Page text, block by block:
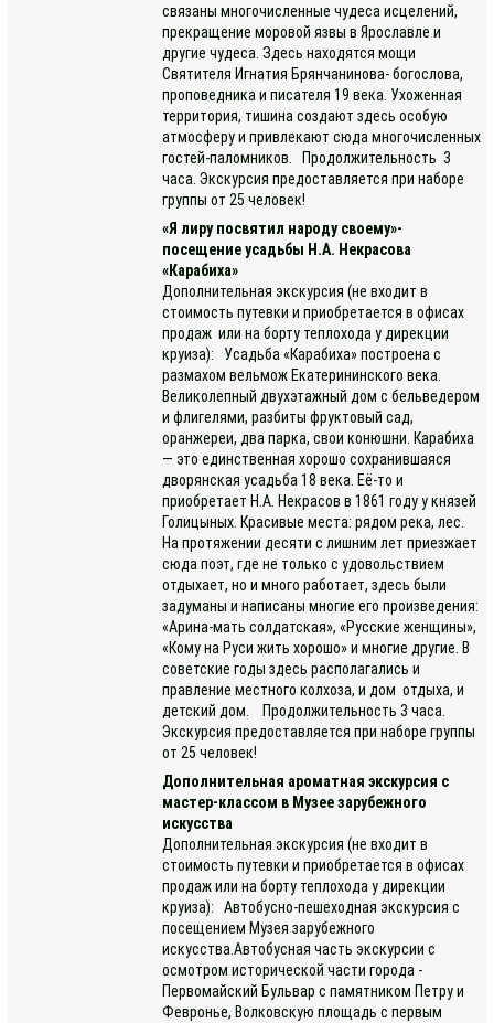
связаны многочисленные чудеса исцелений,
прекращение моровой язвы в Ярославле и
другие чудеса. Здесь находятся мощи
Святителя Игнатия Брянчанинова- богослова,
проповедника и писателя 19 века. Ухоженная
территория, тишина создают здесь особую
атмосферу и привлекают сюда многочисленных
гостей-паломников. Продолжительность 3
часа. Экскурсия предоставляется при наборе
группы от 25 человек!
«Я лиру посвятил народу своему»-
посещение усадьбы Н.А. Некрасова
«Карабиха»
Дополнительная экскурсия (не входит в
стоимость путевки и приобретается в офисах
продаж или на борту теплохода у дирекции
круиза): Усадьба «Карабиха» построена с
размахом вельмож Екатерининского века.
Великолепный двухэтажный дом с бельведером
и флигелями, разбиты фруктовый сад,
оранжереи, два парка, свои конюшни. Карабиха
— это единственная хорошо сохранившаяся
дворянская усадьба 18 века. Её-то и
приобретает Н.А. Некрасов в 1861 году у князей
Голицыных. Красивые места: рядом река, лес.
На протяжении десяти с лишним лет приезжает
сюда поэт, где не только с удовольствием
отдыхает, но и много работает, здесь были
задуманы и написаны многие его произведения:
«Арина-мать солдатская», «Русские женщины»,
«Кому на Руси жить хорошо» и многие другие. В
советские годы здесь располагались и
правление местного колхоза, и дом отдыха, и
детский дом. Продолжительность 3 часа.
Экскурсия предоставляется при наборе группы
от 25 человек!
Дополнительная ароматная экскурсия с
мастер-классом в Музее зарубежного
искусства
Дополнительная экскурсия (не входит в
стоимость путевки и приобретается в офисах
продаж или на борту теплохода у дирекции
круиза): Автобусно-пешеходная экскурсия с
посещением Музея зарубежного
искусства.Автобусная часть экскурсии с
осмотром исторической части города -
Первомайский Бульвар с памятником Петру и
Февронье, Волковскую площадь с первым